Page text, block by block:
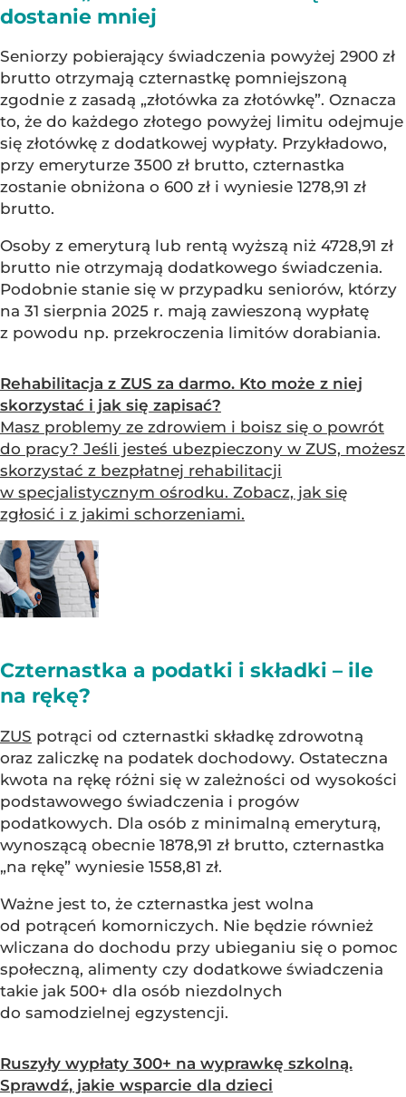
dostanie mniej
Seniorzy pobierający świadczenia powyżej 2900 zł
brutto otrzymają czternastkę pomniejszoną
zgodnie z zasadą „złotówka za złotówkę”. Oznacza
to, że do każdego złotego powyżej limitu odejmuje
się złotówkę z dodatkowej wypłaty. Przykładowo,
przy emeryturze 3500 zł brutto, czternastka
zostanie obniżona o 600 zł i wyniesie 1278,91 zł
brutto.
Osoby z emeryturą lub rentą wyższą niż 4728,91 zł
brutto nie otrzymają dodatkowego świadczenia.
Podobnie stanie się w przypadku seniorów, którzy
na 31 sierpnia 2025 r. mają zawieszoną wypłatę
z powodu np. przekroczenia limitów dorabiania.
Rehabilitacja z ZUS za darmo. Kto może z niej
skorzystać i jak się zapisać?
Masz problemy ze zdrowiem i boisz się o powrót
do pracy? Jeśli jesteś ubezpieczony w ZUS, możesz
skorzystać z bezpłatnej rehabilitacji
w specjalistycznym ośrodku. Zobacz, jak się
zgłosić i z jakimi schorzeniami.
Czternastka a podatki i składki – ile
na rękę?
ZUS potrąci od czternastki składkę zdrowotną
oraz zaliczkę na podatek dochodowy. Ostateczna
kwota na rękę różni się w zależności od wysokości
podstawowego świadczenia i progów
podatkowych. Dla osób z minimalną emeryturą,
wynoszącą obecnie 1878,91 zł brutto, czternastka
„na rękę” wyniesie 1558,81 zł.
Ważne jest to, że czternastka jest wolna
od potrąceń komorniczych. Nie będzie również
wliczana do dochodu przy ubieganiu się o pomoc
społeczną, alimenty czy dodatkowe świadczenia
takie jak 500+ dla osób niezdolnych
do samodzielnej egzystencji.
Ruszyły wypłaty 300+ na wyprawkę szkolną.
Sprawdź, jakie wsparcie dla dzieci